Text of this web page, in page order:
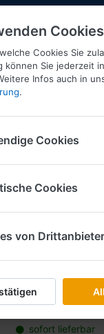
Sortieren
MINI CHAMPS
Art.-Nr.
* Preise inkl.
sofort lieferbar
Cookies
Cookies Sie
können Sie jederzeit
Infos auch in
.
Cookies
Cookies
von